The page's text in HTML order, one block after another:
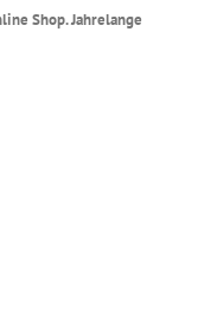
Shop. Jahrelange